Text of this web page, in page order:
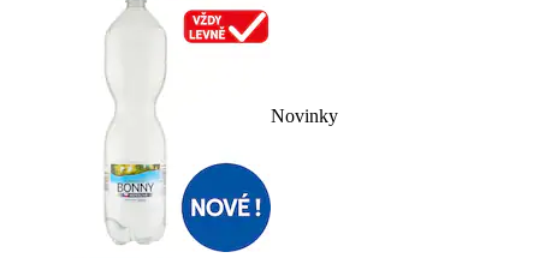
Novinky